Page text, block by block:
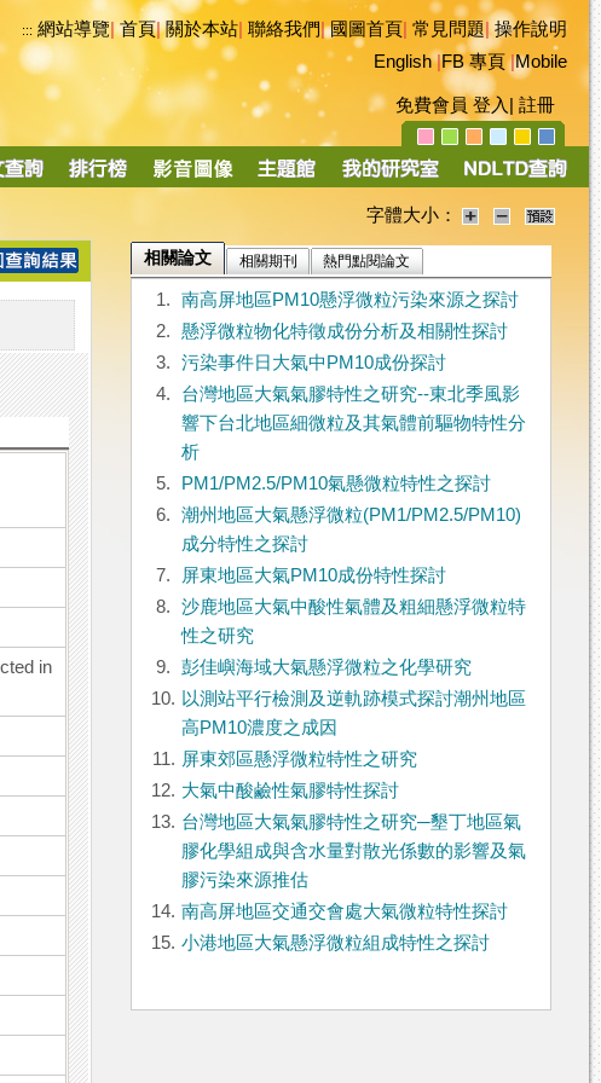
::: 網站導覽|首頁|關於本站 聯絡我們|國圖首頁 常見問題|操作說明
English|FB 專頁|Mobile
免費會員 登入 註冊
字體大小：
in
相關論文 相關期刊 熱門點閱論文
1.
南高屏地區PM10懸浮微粒污染來源之探討
2.
懸浮微粒物化特徵成份分析及相關性探討
3.
污染事件日大氣中PM10成份探討
4.
台灣地區大氣氣膠特性之研究--東北季風影
響下台北地區細微粒及其氣體前驅物特性分
析
5.
PM1/PM2.5/PM10氣懸微粒特性之探討
6.
潮州地區大氣懸浮微粒(PM1/PM2.5/PM10)
成分特性之探討
7.
屏東地區大氣PM10成份特性探討
8.
沙鹿地區大氣中酸性氣體及粗細懸浮微粒特
性之研究
9.
彭佳嶼海域大氣懸浮微粒之化學研究
10. 以測站平行檢測及逆軌跡模式探討潮州地區
高PM10濃度之成因
11. 屏東郊區懸浮微粒特性之研究
12. 大氣中酸鹼性氣膠特性探討
13. 台灣地區大氣氣膠特性之研究─墾丁地區氣
膠化學組成與含水量對散光係數的影響及氣
膠污染來源推估
14. 南高屏地區交通交會處大氣微粒特性探討
15. 小港地區大氣懸浮微粒組成特性之探討